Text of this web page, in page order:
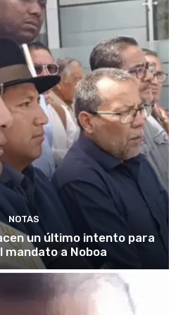
NOTAS
un último intento para
mandato a Noboa